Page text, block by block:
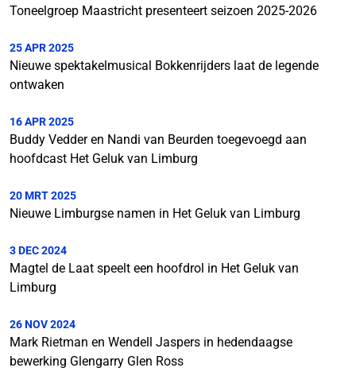
Toneelgroep Maastricht presenteert seizoen 2025-2026
25 APR 2025
Nieuwe spektakelmusical Bokkenrijders laat de legende
ontwaken
16 APR 2025
Buddy Vedder en Nandi van Beurden toegevoegd aan
hoofdcast Het Geluk van Limburg
20 MRT 2025
Nieuwe Limburgse namen in Het Geluk van Limburg
3 DEC 2024
Magtel de Laat speelt een hoofdrol in Het Geluk van
Limburg
26 NOV 2024
Mark Rietman en Wendell Jaspers in hedendaagse
bewerking Glengarry Glen Ross